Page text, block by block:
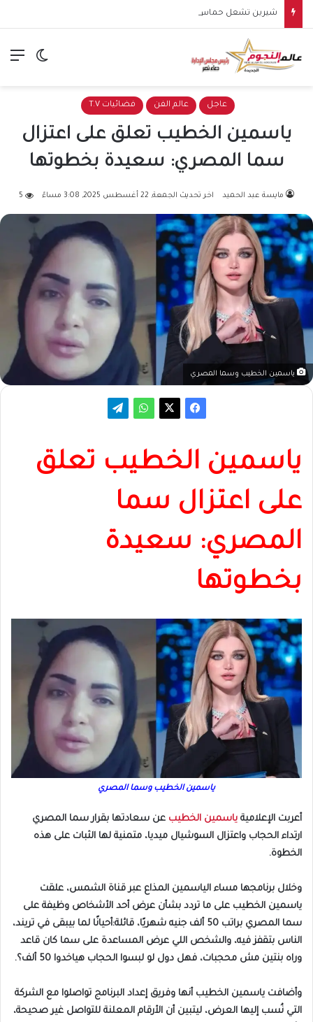
الوضع
عاجل عالم الفن فضائيات T.V
ياسمين الخطيب تعلق على اعتزال
سما المصري: سعيدة بخطوتها
مايسة عبد الحميد اخر تحديث الجمعة, 22 أغسطس 2025, 3:08 مساءً 5
ياسمين الخطيب وسما المصري
ياسمين الخطيب تعلق
على اعتزال سما
المصري: سعيدة
بخطوتها
ياسمين الخطيب وسما المصري
أعربت الإعلامية ياسمين الخطيب عن سعادتها بقرار سما المصري
ارتداء الحجاب واعتزال السوشيال ميديا، متمنية لها الثبات على هذه
الخطوة.
وخلال برنامجها مساء الياسمين المذاع عبر قناة الشمس، علقت
ياسمين الخطيب على ما تردد بشأن عرض أحد الأشخاص وظيفة على
سما المصري براتب 50 ألف جنيه شهريًا، قائلة:أحيانًا لما بيبقى في تريند،
الناس بتقفز فيه، والشخص اللي عرض المساعدة على سما كان قاعد
وراه بنتين مش محجبات، فهل دول لو لبسوا الحجاب هياخدوا 50 ألف؟.
وأضافت ياسمين الخطيب أنها وفريق إعداد البرنامج تواصلوا مع الشركة
التي نُسب إليها العرض، ليتبين أن الأرقام المعلنة للتواصل غير صحيحة،